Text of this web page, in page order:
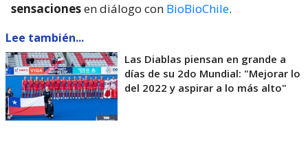
sensacionesen diálogo con BioBioChile.
Lee también...
Las Diablas piensan en grande a
días de su 2do Mundial: "Mejorar lo
del 2022 y aspirar a lo más alto"